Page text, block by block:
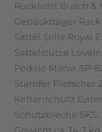
Rücklicht Busch &
Gepäckträger
Sattel Selle Royal
Sattelstütze
Pedale Marwi SP-
Ständer Pletscher
Kettenschutz
Schutzbleche